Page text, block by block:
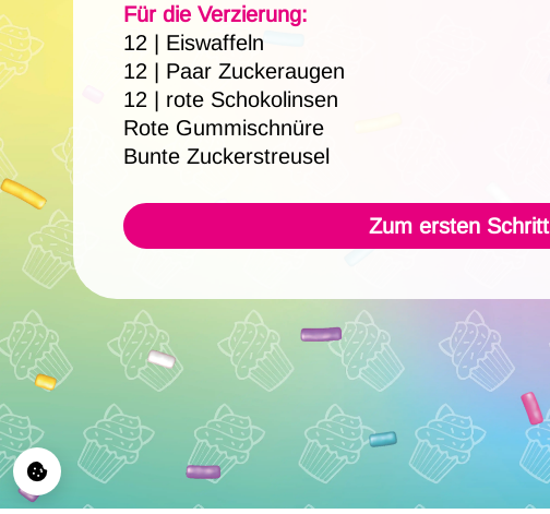
Für die Verzierung:
12 | Eiswaffeln
12 | Paar Zuckeraugen
12 | rote Schokolinsen
Rote Gummischnüre
Bunte Zuckerstreusel
Zum ersten Schritt